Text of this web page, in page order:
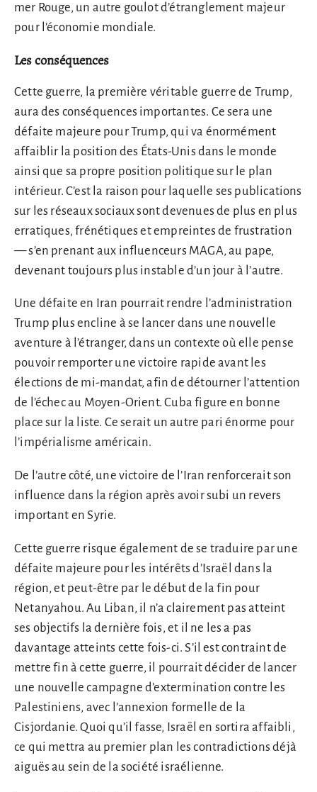
mer Rouge, un autre goulot d’étranglement majeur
pour l’économie mondiale.
Les conséquences
Cette guerre, la première véritable guerre de Trump,
aura des conséquences importantes. Ce sera une
défaite majeure pour Trump, qui va énormément
affaiblir la position des États-Unis dans le monde
ainsi que sa propre position politique sur le plan
intérieur. C’est la raison pour laquelle ses publications
sur les réseaux sociaux sont devenues de plus en plus
erratiques, frénétiques et empreintes de frustration
— s’en prenant aux influenceurs MAGA, au pape,
devenant toujours plus instable d’un jour à l’autre.
Une défaite en Iran pourrait rendre l’administration
Trump plus encline à se lancer dans une nouvelle
aventure à l’étranger, dans un contexte où elle pense
pouvoir remporter une victoire rapide avant les
élections de mi-mandat, afin de détourner l’attention
de l’échec au Moyen-Orient. Cuba figure en bonne
place sur la liste. Ce serait un autre pari énorme pour
l’impérialisme américain.
De l’autre côté, une victoire de l’Iran renforcerait son
influence dans la région après avoir subi un revers
important en Syrie.
Cette guerre risque également de se traduire par une
défaite majeure pour les intérêts d’Israël dans la
région, et peut-être par le début de la fin pour
Netanyahou. Au Liban, il n’a clairement pas atteint
ses objectifs la dernière fois, et il ne les a pas
davantage atteints cette fois-ci. S’il est contraint de
mettre fin à cette guerre, il pourrait décider de lancer
une nouvelle campagne d’extermination contre les
Palestiniens, avec l’annexion formelle de la
Cisjordanie. Quoi qu’il fasse, Israël en sortira affaibli,
ce qui mettra au premier plan les contradictions déjà
aiguës au sein de la société israélienne.